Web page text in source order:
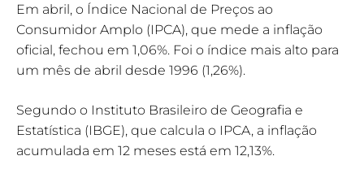
Em abril, o Índice Nacional de Preços ao
Consumidor Amplo (IPCA), que mede a inflação
oficial, fechou em 1,06%. Foi o índice mais alto para
um mês de abril desde 1996 (1,26%).
Segundo o Instituto Brasileiro de Geografia e
Estatística (IBGE), que calcula o IPCA, a inflação
acumulada em 12 meses está em 12,13%.